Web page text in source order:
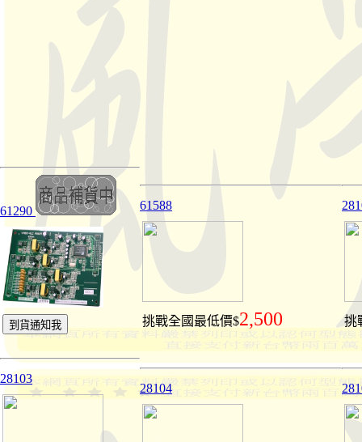
61290 61588
挑戰全國最低價$2,500 挑
28103
28104